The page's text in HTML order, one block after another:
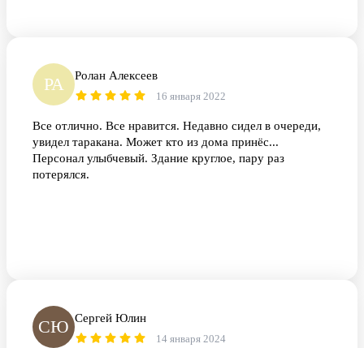
РА Ролан Алексеев
16 января 2022
Все отлично. Все нравится. Недавно сидел в очереди,
увидел таракана. Может кто из дома принёс...
Персонал улыбчевый. Здание круглое, пару раз
потерялся.
СЮ Сергей Юлин
14 января 2024